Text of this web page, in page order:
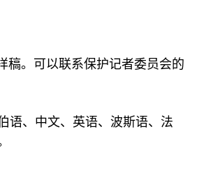
稿。可以联系保护记者委员会的
语、中文、英语、波斯语、法